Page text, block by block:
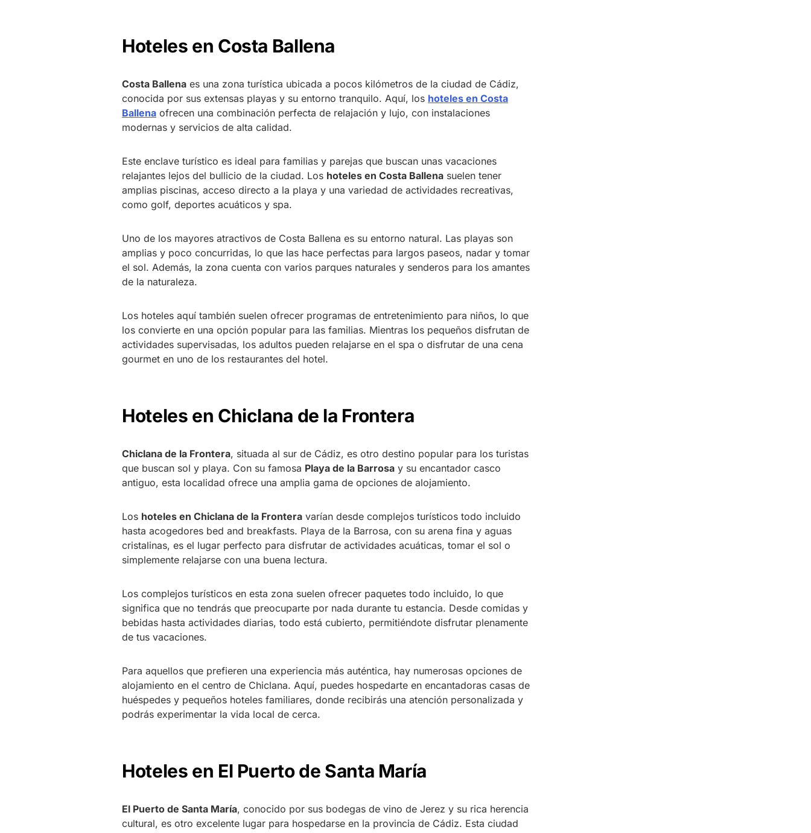
Hoteles en Costa Ballena
Costa Ballena es una zona turística ubicada a pocos kilómetros de la ciudad de Cádiz,
conocida por sus extensas playas y su entorno tranquilo. Aquí, los hoteles en Costa
Ballena ofrecen una combinación perfecta de relajación y lujo, con instalaciones
modernas y servicios de alta calidad.
Este enclave turístico es ideal para familias y parejas que buscan unas vacaciones
relajantes lejos del bullicio de la ciudad. Los hoteles en Costa Ballena suelen tener
amplias piscinas, acceso directo a la playa y una variedad de actividades recreativas,
como golf, deportes acuáticos y spa.
Uno de los mayores atractivos de Costa Ballena es su entorno natural. Las playas son
amplias y poco concurridas, lo que las hace perfectas para largos paseos, nadar y tomar
el sol. Además, la zona cuenta con varios parques naturales y senderos para los amantes
de la naturaleza.
Los hoteles aquí también suelen ofrecer programas de entretenimiento para niños, lo que
los convierte en una opción popular para las familias. Mientras los pequeños disfrutan de
actividades supervisadas, los adultos pueden relajarse en el spa o disfrutar de una cena
gourmet en uno de los restaurantes del hotel.
Hoteles en Chiclana de la Frontera
Chiclana de la Frontera, situada al sur de Cádiz, es otro destino popular para los turistas
que buscan sol y playa. Con su famosa Playa de la Barrosa y su encantador casco
antiguo, esta localidad ofrece una amplia gama de opciones de alojamiento.
Los hoteles en Chiclana de la Frontera varían desde complejos turísticos todo incluido
hasta acogedores bed and breakfasts. Playa de la Barrosa, con su arena fina y aguas
cristalinas, es el lugar perfecto para disfrutar de actividades acuáticas, tomar el sol o
simplemente relajarse con una buena lectura.
Los complejos turísticos en esta zona suelen ofrecer paquetes todo incluido, lo que
significa que no tendrás que preocuparte por nada durante tu estancia. Desde comidas y
bebidas hasta actividades diarias, todo está cubierto, permitiéndote disfrutar plenamente
de tus vacaciones.
Para aquellos que prefieren una experiencia más auténtica, hay numerosas opciones de
alojamiento en el centro de Chiclana. Aquí, puedes hospedarte en encantadoras casas de
huéspedes y pequeños hoteles familiares, donde recibirás una atención personalizada y
podrás experimentar la vida local de cerca.
Hoteles en El Puerto de Santa María
El Puerto de Santa María, conocido por sus bodegas de vino de Jerez y su rica herencia
cultural, es otro excelente lugar para hospedarse en la provincia de Cádiz. Esta ciudad